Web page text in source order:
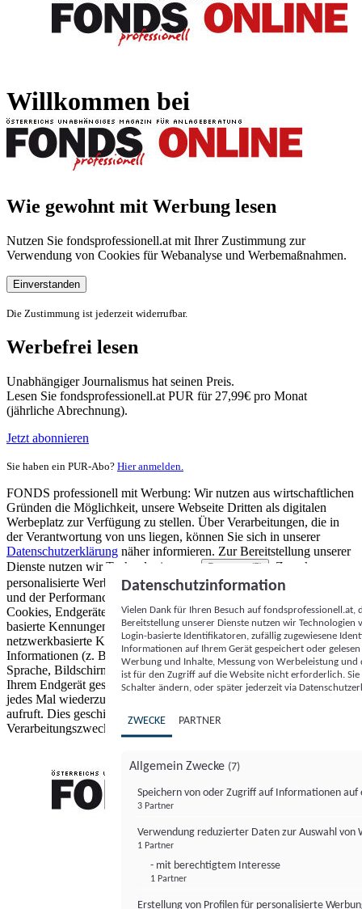
Willkommen bei
Wie gewohnt mit Werbung lesen
Nutzen Sie fondsprofessionell.at mit Ihrer Zustimmung zur
Verwendung von Cookies für Webanalyse und Werbemaßnahmen.
Einverstanden
Die Zustimmung ist jederzeit widerrufbar.
Werbefrei lesen
Unabhängiger Journalismus hat seinen Preis.
Lesen Sie fondsprofessionell.at PUR für 27,99€ pro Monat
(jährliche Abrechnung).
Jetzt abonnieren
Sie haben ein PUR-Abo? Hier anmelden.
FONDS professionell mit Werbung: Wir nutzen aus wirtschaftlichen
Gründen die Möglichkeit, unsere Webseite Dritten als digitalen
Werbeplatz zur Verfügung zu stellen. Über Verarbeitungen, die in
der Verantwortung von uns liegen, können Sie sich in unserer
Datenschutzerklärung näher informieren. Zur Bereitstellung unserer
Dienste nutzen wir Technologien von
Partnern (5)
. Zwecke:
personalisierte Werbung und Inhalte, Messung von Werbeleistung
und der Performance von Inhalten sowie Zielgruppenforschung.
Cookies, Endgeräte- oder ähnliche Online-Kennungen (z. B. login-
basierte Kennungen, zufällig generierte Kennungen,
netzwerkbasierte Kennungen) können zusammen mit anderen
Informationen (z. B. Browsertyp und Browserinformationen,
Sprache, Bildschirmgröße, unterstützte Technologien usw.) auf
Ihrem Endgerät gespeichert oder von dort ausgelesen werden, um es
jedes Mal wiederzuerkennen, wenn es eine App oder einer Webseite
aufruft. Dies geschieht für einen oder mehrere der hier aufgeführten
Verarbeitungszwecke.
Datenschutzinformation
Vielen Dank für Ihren Besuch auf
Bereitstellung unserer Dienste nutzen wir Technologien
Login-basierte Identifikatoren, zufällig zugewiesene
Informationen auf Ihrem Gerät gespeichert oder
Werbung und Inhalte, Messung von Werbeleistung
ist für den Zugriff auf die Website nicht erforderlich.
Schalter ändern, oder später jederzeit via
ZWECKE PARTNER
Allgemein Zwecke (7)
Speichern von oder Zugriff auf Informationen auf
3 Partner
Verwendung reduzierter Daten zur Auswahl von
1 Partner
- mit berechtigtem Interesse
1 Partner
Erstellung von Profilen für personalisierte
FONDS professionell